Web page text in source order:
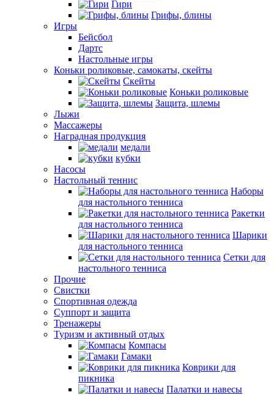
Гири
Грифы, блины
Игры
Бейсбол
Дартс
Настольные игры
Коньки роликовые, самокаты, скейты
Скейты
Коньки роликовые
Защита, шлемы
Лыжи
Массажеры
Наградная продукция
медали
кубки
Насосы
Настольный теннис
Наборы
для настольного тенниса
Ракетки
для настольного тенниса
Шарики
для настольного тенниса
Сетки для
настольного тенниса
Прочие
Свистки
Спортивная одежда
Суппорт и защита
Тренажеры
Туризм и активный отдых
Компасы
Гамаки
Коврики для
пикника
Палатки и навесы